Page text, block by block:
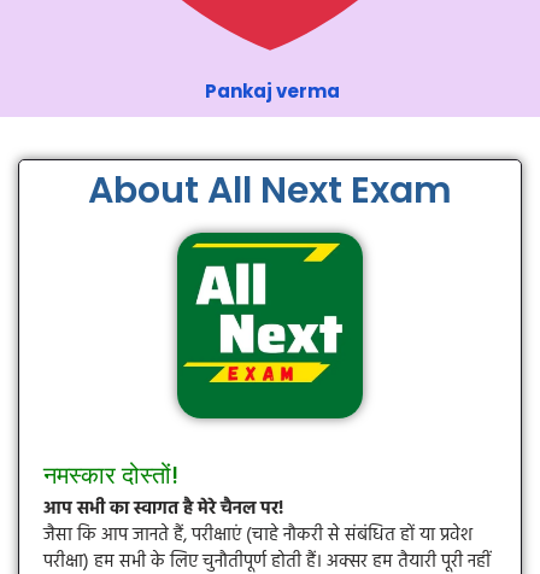
Pankaj verma
About All Next Exam
नमस्कार दोस्तों!
आप सभी का स्वागत है मेरे चैनल पर!
जैसा कि आप जानते हैं, परीक्षाएं (चाहे नौकरी से संबंधित हों या प्रवेश
परीक्षा) हम सभी के लिए चुनौतीपूर्ण होती हैं। अक्सर हम तैयारी पूरी नहीं